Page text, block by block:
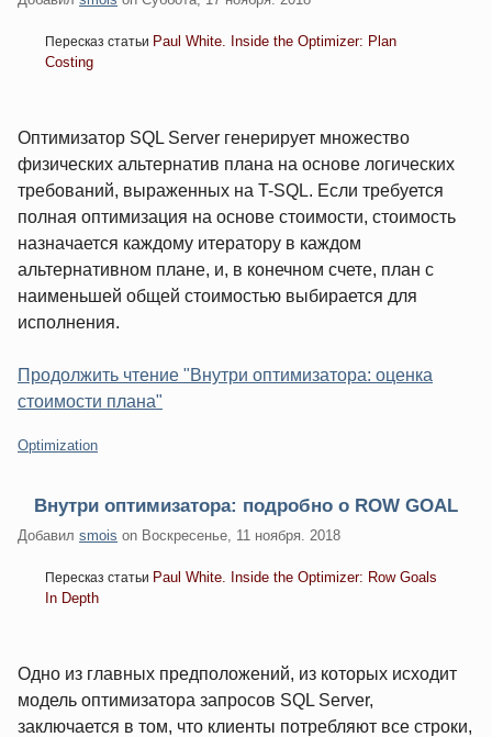
Пересказ статьи Paul White. Inside the Optimizer: Plan
Costing
Оптимизатор SQL Server генерирует множество
физических альтернатив плана на основе логических
требований, выраженных на T-SQL. Если требуется
полная оптимизация на основе стоимости, стоимость
назначается каждому итератору в каждом
альтернативном плане, и, в конечном счете, план с
наименьшей общей стоимостью выбирается для
исполнения.
Продолжить чтение "Внутри оптимизатора: оценка
стоимости плана"
Категории:
Optimization
Внутри оптимизатора: подробно о ROW GOAL
Добавил smois on Воскресенье, 11 ноября. 2018
Пересказ статьи Paul White. Inside the Optimizer: Row Goals
In Depth
Одно из главных предположений, из которых исходит
модель оптимизатора запросов SQL Server,
заключается в том, что клиенты потребляют все строки,